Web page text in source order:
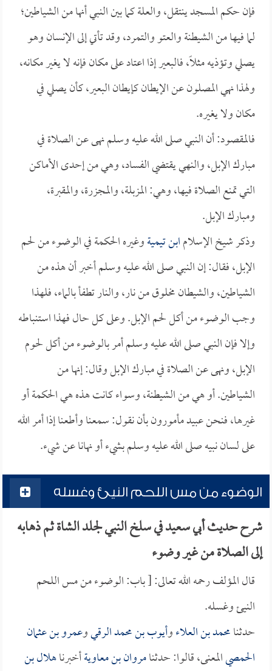
فإن حكم المسجد ينتقل، والعلة كما بين النبي أنها من الشياطين؛
لما فيها من الشيطنة والعتو والتمرد، وقد تأتي إلى الإنسان وهو
يصلي وتؤذيه مثلاً، فالبعير إذا اعتاد على مكان فإنه لا يغير مكانه،
ولهذا نهي المصلون عن الإيطان كإيطان البعير، كأن يصلي في
مكان ولا يغيره.
فالمقصود: أن النبي صلى الله عليه وسلم نهى عن الصلاة في
مبارك الإبل، والنهي يقتضي الفساد، وهي من إحدى الأماكن
التي تمنع الصلاة فيها، وهي: المزبلة، والمجزرة، والمقبرة،
ومبارك الإبل.
وذكر شيخ الإسلامابن تيميةوغيره الحكمة في الوضوء من لحم
الإبل، فقال: إن النبي صلى الله عليه وسلم أخبر أن هذه من
الشياطين، والشيطان مخلوق من نار، والنار تطفأ بالماء، فلهذا
وجب الوضوء من أكل لحم الإبل. وعلى كل حال فهذا استنباطه
وإلا فإن النبي صلى الله عليه وسلم أمر بالوضوء من أكل لحوم
الإبل، ونهى عن الصلاة في مبارك الإبل وقال: إنها من
الشياطين. أو هي من الشيطنة، وسواء كانت هذه هي الحكمة أو
غيرها، فنحن عبيد مأمورون بأن نقول: سمعنا وأطعنا إذا أمر الله
على لسان نبيه صلى الله عليه وسلم بشيء أو نهانا عن شيء.
الوضوء من مس اللحم النيئ وغسله
شرح حديث أبي سعيد في سلخ النبي لجلد الشاة ثم ذهابه
إلى الصلاة من غير وضوء
قال المؤلف رحمه الله تعالى: [ باب: الوضوء من مس اللحم
النيئ وغسله.
حدثنامحمد بن العلاءوأيوب بن محمد الرقيوعمرو بن عثمان
الحمصيالمعنى، قالوا: حدثنامروان بن معاويةأخبرناهلال بن